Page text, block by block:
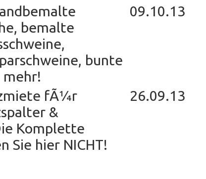
bemalte
bunte
mehr!
09.10.13
fÃ¼r
&
Komplette
Sie hier NICHT!
26.09.13